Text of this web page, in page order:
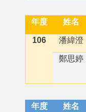
年度 姓名
106 潘緯澄
鄭思婷
年度 姓名